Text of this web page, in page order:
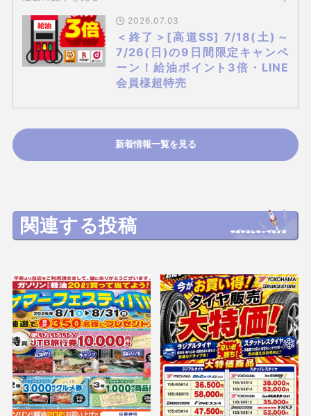
2026.07.03
＜終了＞[高道SS] 7/18(土)～
7/26(日)の9日間限定キャンペ
ーン！給油ポイント3倍・LINE
会員様超特売
新着情報一覧を見る
関連する投稿